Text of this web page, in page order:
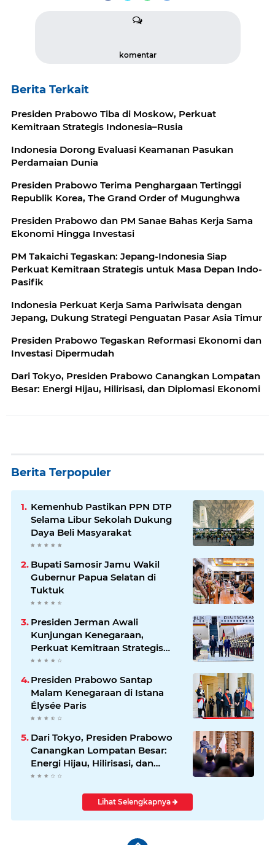
komentar
Berita Terkait
Presiden Prabowo Tiba di Moskow, Perkuat
Kemitraan Strategis Indonesia–Rusia
Indonesia Dorong Evaluasi Keamanan Pasukan
Perdamaian Dunia
Presiden Prabowo Terima Penghargaan Tertinggi
Republik Korea, The Grand Order of Mugunghwa
Presiden Prabowo dan PM Sanae Bahas Kerja Sama
Ekonomi Hingga Investasi
PM Takaichi Tegaskan: Jepang-Indonesia Siap
Perkuat Kemitraan Strategis untuk Masa Depan Indo-
Pasifik
Indonesia Perkuat Kerja Sama Pariwisata dengan
Jepang, Dukung Strategi Penguatan Pasar Asia Timur
Presiden Prabowo Tegaskan Reformasi Ekonomi dan
Investasi Dipermudah
Dari Tokyo, Presiden Prabowo Canangkan Lompatan
Besar: Energi Hijau, Hilirisasi, dan Diplomasi Ekonomi
Berita Terpopuler
Kemenhub Pastikan PPN DTP
Selama Libur Sekolah Dukung
Daya Beli Masyarakat
Bupati Samosir Jamu Wakil
Gubernur Papua Selatan di
Tuktuk
Presiden Jerman Awali
Kunjungan Kenegaraan,
Perkuat Kemitraan Strategis
Indonesia–Jerman
Presiden Prabowo Santap
Malam Kenegaraan di Istana
Élysée Paris
Dari Tokyo, Presiden Prabowo
Canangkan Lompatan Besar:
Energi Hijau, Hilirisasi, dan
Diplomasi Ekonomi
Lihat Selengkapnya